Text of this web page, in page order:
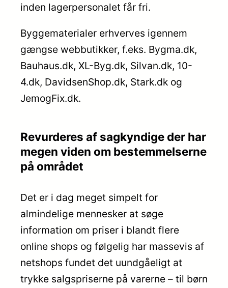
inden lagerpersonalet får fri.
Byggematerialer erhverves igennem
gængse webbutikker, f.eks. Bygma.dk,
Bauhaus.dk, XL-Byg.dk, Silvan.dk, 10-
4.dk, DavidsenShop.dk, Stark.dk og
JemogFix.dk.
Revurderes af sagkyndige der har
megen viden om bestemmelserne
på området
Det er i dag meget simpelt for
almindelige mennesker at søge
information om priser i blandt flere
online shops og følgelig har massevis af
netshops fundet det uundgåeligt at
trykke salgspriserne på varerne – til børn